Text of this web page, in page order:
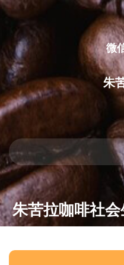
跳
容
微
朱
朱苦拉咖啡社会